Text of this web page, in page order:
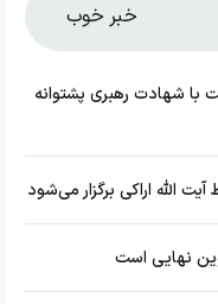
خبر خوب
شهادت رهبری پشتوانه
الله اراکی برگزار می‌شود
نهایی است